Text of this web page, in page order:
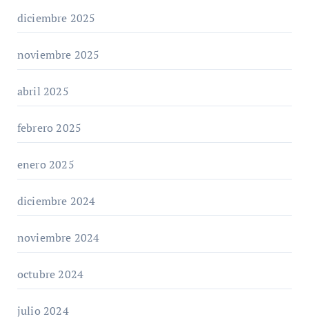
diciembre 2025
noviembre 2025
abril 2025
febrero 2025
enero 2025
diciembre 2024
noviembre 2024
octubre 2024
julio 2024